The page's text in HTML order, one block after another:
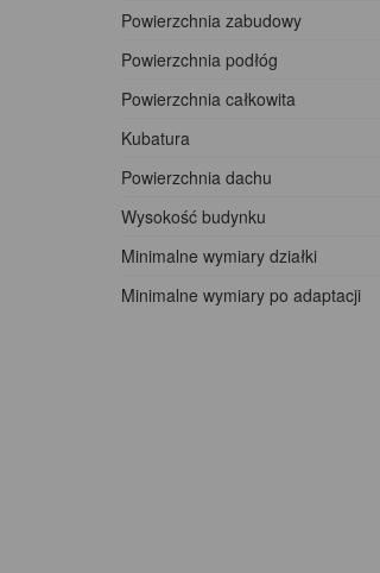
Powierzchnia zabudowy
Powierzchnia podłóg
Powierzchnia całkowita
Kubatura
Powierzchnia dachu
Wysokość budynku
Minimalne wymiary działki
Minimalne wymiary po adaptacji